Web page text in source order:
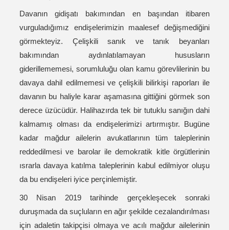
Davanın gidişatı bakımından en başından itibaren
vurguladığımız endişelerimizin maalesef değişmediğini
görmekteyiz. Çelişkili sanık ve tanık beyanları
bakımından aydınlatılamayan hususların
giderillememesi, sorumluluğu olan kamu görevlilerinin bu
davaya dahil edilmemesi ve çelişkili bilirkişi raporları ile
davanın bu haliyle karar aşamasına gittiğini görmek son
derece üzücüdür. Halihazırda tek bir tutuklu sanığın dahi
kalmamış olması da endişelerimizi artırmıştır. Bugüne
kadar mağdur ailelerin avukatlarının tüm taleplerinin
reddedilmesi ve barolar ile demokratik kitle örgütlerinin
ısrarla davaya katılma taleplerinin kabul edilmiyor oluşu
da bu endişeleri iyice perçinlemiştir.
30 Nisan 2019 tarihinde gerçekleşecek sonraki
duruşmada da suçluların en ağır şekilde cezalandırılması
için adaletin takipçisi olmaya ve acılı mağdur ailelerinin